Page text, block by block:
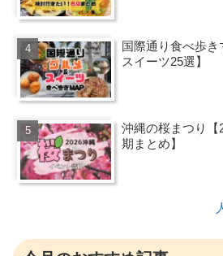
国際通り食べ歩き
スイーツ25選】
沖縄の桜まつり【
期まとめ】